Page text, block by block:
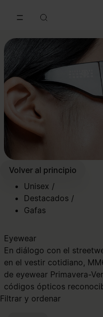
Volver al principio
Unisex /
Destacados /
Gafas
Eyewear
En diálogo con el
en el vestir cotidiano,
de eyewear Primavera-
códigos ópticos
Filtrar y ordenar